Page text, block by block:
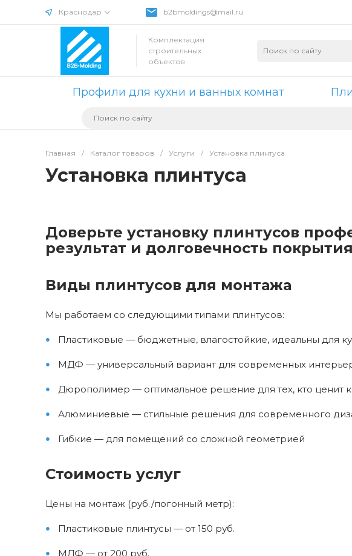
Краснодар b2bmoldings@mail.ru
Комплектация
строительных
объектов
Профили для кухни и ванных комнат
Главная / Каталог товаров / Услуги / Установка плинтуса
Установка плинтуса
Доверьте установку плинтусов
результат и долговечность
Виды плинтусов для монтажа
Мы работаем со следующими типами плинтусов:
Пластиковые — бюджетные, влагостойкие, идеальны для
МДФ — универсальный вариант для современных
Дюрополимер — оптимальное решение для тех, кто ценит
Алюминиевые — стильные решения для современного
Гибкие — для помещений со сложной геометрией
Стоимость услуг
Цены на монтаж (руб./погонный метр):
Пластиковые плинтусы — от 150 руб.
МДФ — от 200 руб.